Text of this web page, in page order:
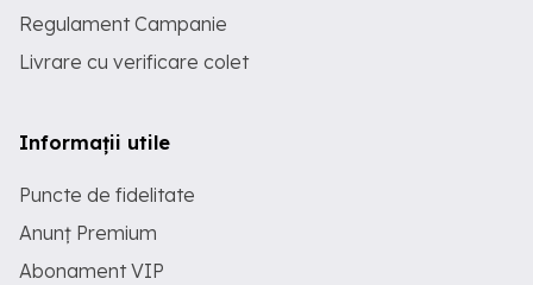
Regulament Campanie
Livrare cu verificare colet
Informații utile
Puncte de fidelitate
Anunț Premium
Abonament VIP